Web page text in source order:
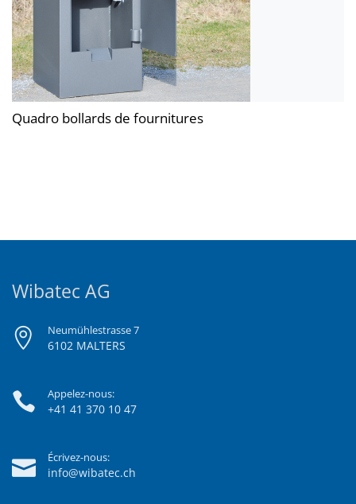
Quadro bollards de fournitures
Wibatec AG
Neumühlestrasse 7
6102 MALTERS
Appelez-nous:
+41 41 370 10 47
Écrivez-nous:
info@wibatec.ch